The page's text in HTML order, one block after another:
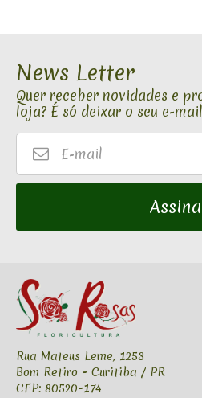
News Letter
Quer receber novidades e
loja? É só deixar o seu e-
E-
Rua Mateus Leme, 1253
Bom Retiro - Curitiba / PR
CEP: 80520-174